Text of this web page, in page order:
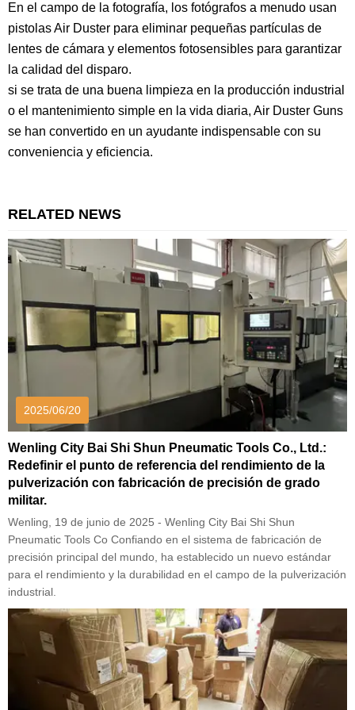
En el campo de la fotografía, los fotógrafos a menudo usan
pistolas Air Duster para eliminar pequeñas partículas de
lentes de cámara y elementos fotosensibles para garantizar
la calidad del disparo.
si se trata de una buena limpieza en la producción industrial
o el mantenimiento simple en la vida diaria, Air Duster Guns
se han convertido en un ayudante indispensable con su
conveniencia y eficiencia.
RELATED NEWS
2025/06/20
Wenling City Bai Shi Shun Pneumatic Tools Co., Ltd.:
Redefinir el punto de referencia del rendimiento de la
pulverización con fabricación de precisión de grado
militar.
Wenling, 19 de junio de 2025 - Wenling City Bai Shi Shun
Pneumatic Tools Co Confiando en el sistema de fabricación de
precisión principal del mundo, ha establecido un nuevo estándar
para el rendimiento y la durabilidad en el campo de la pulverización
industrial.